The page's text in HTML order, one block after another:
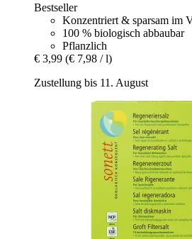
Bestseller
Konzentriert & sparsam im
100 % biologisch abbaubar
Pflanzlich
€ 3,99 (€ 7,98 / l)
Zustellung bis 11. August